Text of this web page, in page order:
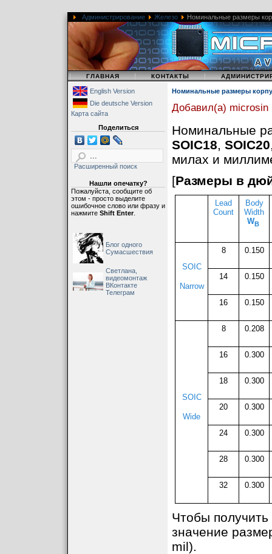
Администрирование Железо Номинальные размеры
| ГЛАВНАЯ | КОНТАКТЫ |
English Version
Die deutsche Version
Карта сайта
Поделиться
Расширенный поиск
Нашли опечатку?
Пожалуйста, сообщите об
этом - просто выделите
ошибочное слово или фразу и
нажмите Shift Enter.
Блог одного
Сумасшествия
Светлана,
видеомонтаж
ВКонтакте
Телеграм
Номинальные размеры
Добавил(а) microsin
Номинальные
SOIC18, SOIC20
милах и
[Размеры в
Lead
Count
Body
Width
WB
SOIC
Narrow
8 0.150
14 0.150
16 0.150
SOIC
Wide
8 0.208
16 0.300
18 0.300
20 0.300
24 0.300
28 0.300
32 0.300
Чтобы
значение
mil).